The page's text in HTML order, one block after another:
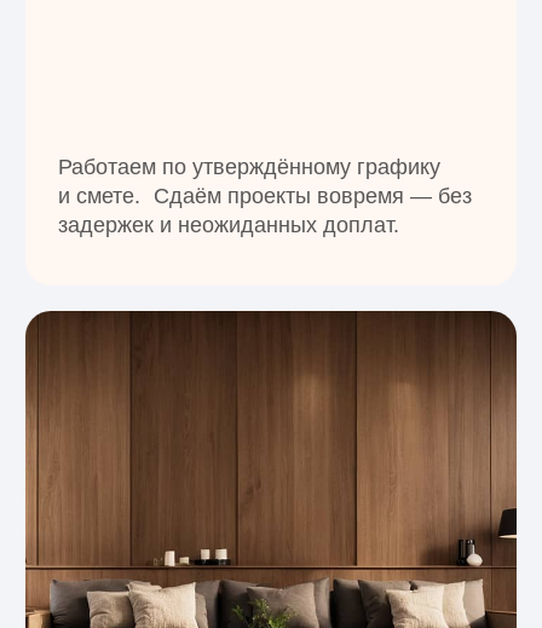
Наши клиенты
и партнёры